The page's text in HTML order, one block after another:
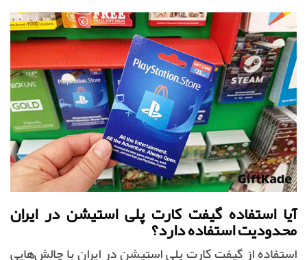
آیا استفاده گیفت کارت پلی استیشن در ایران
محدودیت استفاده دارد؟
استفاده از گیفت کارت پلی استیشن در ایران با چالش‌هایی